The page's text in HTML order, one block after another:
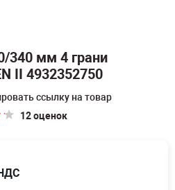
340 мм 4 грани
II 4932352750
12 оценок